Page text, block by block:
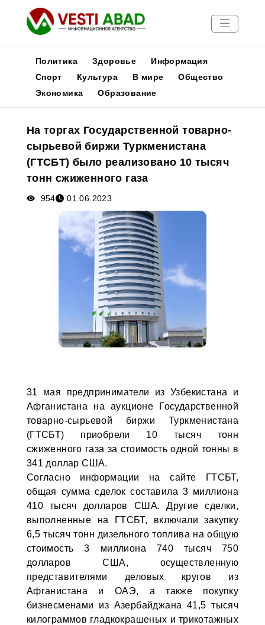
Новости
Медиа
Афиша
Политика Здоровье
Информация
Спорт
Культура В мире
Общество
Экономика
Образование
На торгах Государственной товарно-
сырьевой биржи Туркменистана
(ГТСБТ) было реализовано 10 тысяч
тонн сжиженного газа
954 01.06.2023
31 мая предприниматели из Узбекистана и
Афганистана на аукционе Государственной
товарно-сырьевой биржи Туркменистана
(ГТСБТ) приобрели 10 тысяч тонн
сжиженного газа за стоимость одной тонны в
341 доллар США.
Согласно информации на сайте ГТСБТ,
общая сумма сделок составила 3 миллиона
410 тысяч долларов США. Другие сделки,
выполненные на ГТСБТ, включали закупку
6,5 тысяч тонн дизельного топлива на общую
стоимость 3 миллиона 740 тысяч 750
долларов США, осуществленную
представителями деловых кругов из
Афганистана и ОАЭ, а также покупку
бизнесменами из Азербайджана 41,5 тысяч
килограммов гладкокрашеных и трикотажных